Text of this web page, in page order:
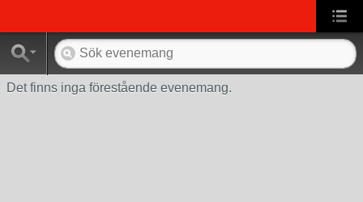
Det finns inga förestående evenemang.